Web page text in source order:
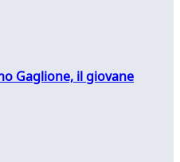
Gaglione, il giovane